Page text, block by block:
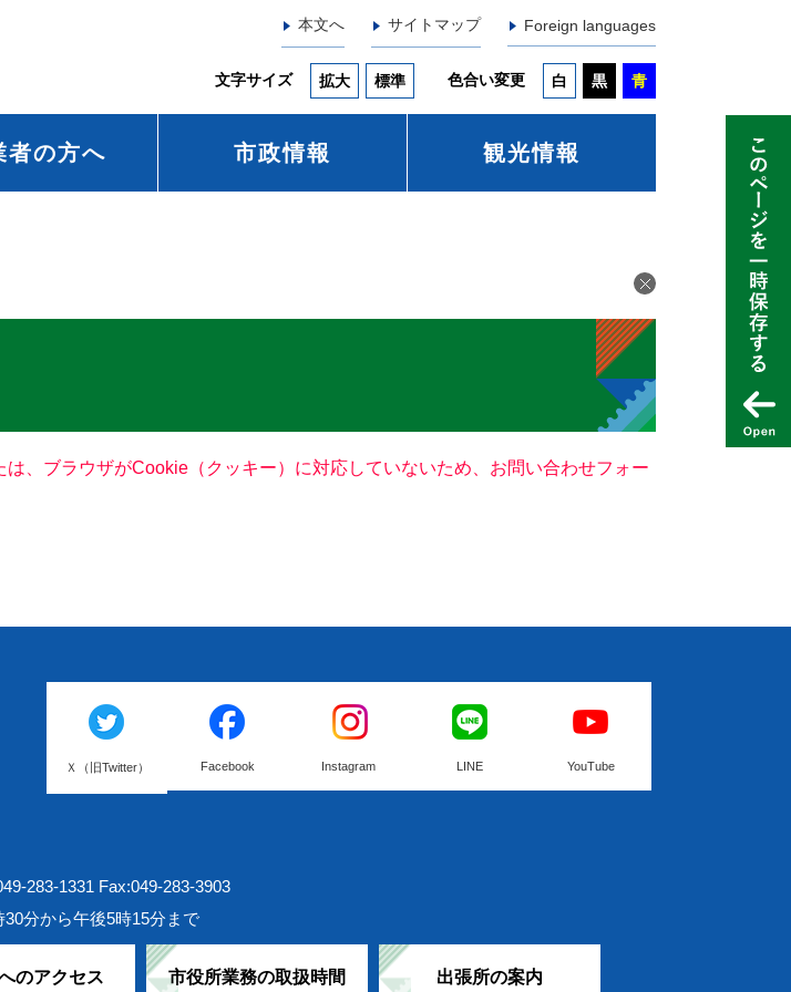
本文へ サイトマップ Foreign languages
文字サイズ 拡大 標準 色合い変更 白 黒 青
者の方へ 市政情報 観光情報
、ブラウザがCookie（クッキー）に対応していないため、お問い合わせフォー
Ｘ（旧Twitter） Facebook Instagram LINE YouTube
283-1331 Fax:049-283-3903
分から午後5時15分まで
のアクセス 市役所業務の取扱時間 出張所の案内